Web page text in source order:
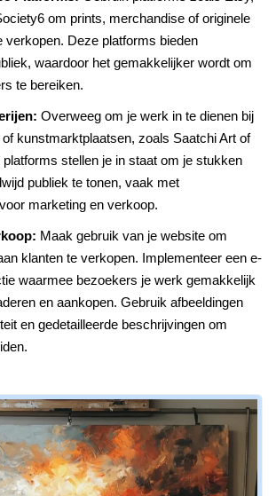
om prints, merchandise of originele
verkopen. Deze platforms bieden
waardoor het gemakkelijker wordt om
te bereiken.
Overweeg om je werk in te dienen bij
of kunstmarktplaatsen, zoals Saatchi Art of
stellen je in staat om je stukken
publiek te tonen, vaak met
marketing en verkoop.
Maak gebruik van je website om
klanten te verkopen. Implementeer een e-
waarmee bezoekers je werk gemakkelijk
en aankopen. Gebruik afbeeldingen
en gedetailleerde beschrijvingen om